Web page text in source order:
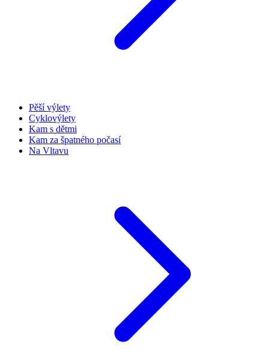
Pěší výlety
Cyklovýlety
Kam s dětmi
Kam za špatného počasí
Na Vltavu